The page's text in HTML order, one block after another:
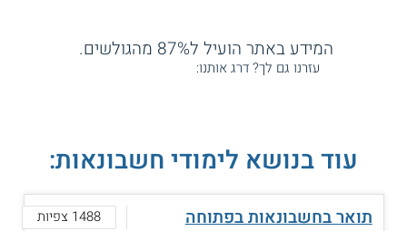
המידע באתר הועיל ל87% מהגולשים.
עזרנו גם לך? דרג אותנו:
עוד בנושא לימודי חשבונאות:
תואר בחשבונאות בפתוחה 1488 צפיות